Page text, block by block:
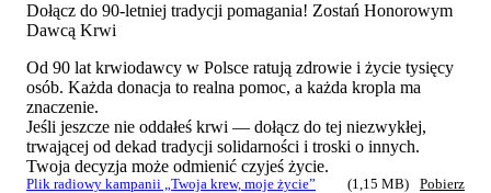
Dołącz do 90-letniej tradycji pomagania! Zostań Honorowym
Dawcą Krwi
Od 90 lat krwiodawcy w Polsce ratują zdrowie i życie tysięcy
osób. Każda donacja to realna pomoc, a każda kropla ma
znaczenie.
Jeśli jeszcze nie oddałeś krwi — dołącz do tej niezwykłej,
trwającej od dekad tradycji solidarności i troski o innych.
Twoja decyzja może odmienić czyjeś życie.
Plik radiowy kampanii „Twoja krew, moje życie” (1,15 MB) Pobierz